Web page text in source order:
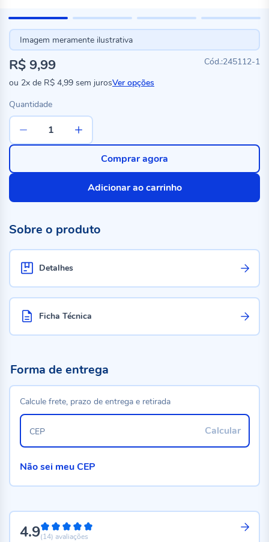
Imagem meramente ilustrativa
245112-1
R$ 9,99
ou 2x de R$ 4,99 sem jurosVer opções
Quantidade
Adicionar ao carrinho
Comprar agora
Sobre o produto
Detalhes
Ficha Técnica
4.998%
(14) avaliações
Forma de entrega
Calcule frete, prazo de entrega e retirada
Calcular
CEP
Não sei meu CEP